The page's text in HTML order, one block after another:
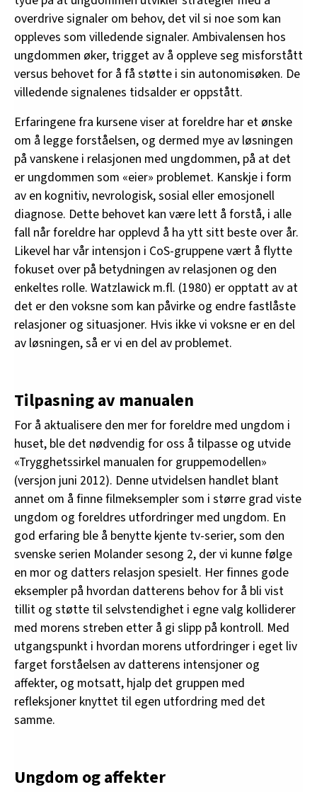
overdrive signaler om behov, det vil si noe som kan
oppleves som villedende signaler. Ambivalensen hos
ungdommen øker, trigget av å oppleve seg misforstått
versus behovet for å få støtte i sin autonomisøken. De
villedende signalenes tidsalder er oppstått.
Erfaringene fra kursene viser at foreldre har et ønske
om å legge forståelsen, og dermed mye av løsningen
på vanskene i relasjonen med ungdommen, på at det
er ungdommen som «eier» problemet. Kanskje i form
av en kognitiv, nevrologisk, sosial eller emosjonell
diagnose. Dette behovet kan være lett å forstå, i alle
fall når foreldre har opplevd å ha ytt sitt beste over år.
Likevel har vår intensjon i CoS-gruppene vært å flytte
fokuset over på betydningen av relasjonen og den
enkeltes rolle. Watzlawick m.fl. (1980) er opptatt av at
det er den voksne som kan påvirke og endre fastlåste
relasjoner og situasjoner. Hvis ikke vi voksne er en del
av løsningen, så er vi en del av problemet.
Tilpasning av manualen
For å aktualisere den mer for foreldre med ungdom i
huset, ble det nødvendig for oss å tilpasse og utvide
«Trygghetssirkel manualen for gruppemodellen»
(versjon juni 2012). Denne utvidelsen handlet blant
annet om å finne filmeksempler som i større grad viste
ungdom og foreldres utfordringer med ungdom. En
god erfaring ble å benytte kjente tv-serier, som den
svenske serien Molander sesong 2, der vi kunne følge
en mor og datters relasjon spesielt. Her finnes gode
eksempler på hvordan datterens behov for å bli vist
tillit og støtte til selvstendighet i egne valg kolliderer
med morens streben etter å gi slipp på kontroll. Med
utgangspunkt i hvordan morens utfordringer i eget liv
farget forståelsen av datterens intensjoner og
affekter, og motsatt, hjalp det gruppen med
refleksjoner knyttet til egen utfordring med det
samme.
Ungdom og affekter